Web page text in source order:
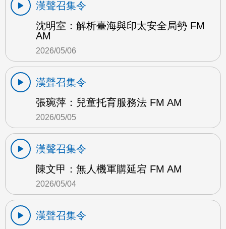
漢聲召集令
沈明室：解析臺海與印太安全局勢 FM
AM
2026/05/06
漢聲召集令
張琬萍：兒童托育服務法 FM AM
2026/05/05
漢聲召集令
陳文甲：無人機軍購延宕 FM AM
2026/05/04
漢聲召集令